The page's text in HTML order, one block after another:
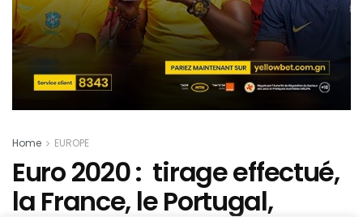
Home EUROPE
Euro 2020 : tirage effectué,
la France, le Portugal,